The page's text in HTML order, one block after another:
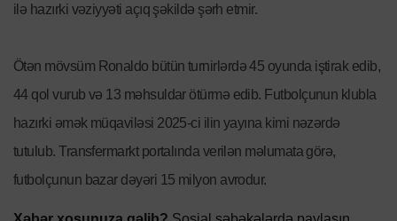
ilə hazırki vəziyyəti açıq şəkildə şərh etmir.
Ötən mövsüm Ronaldo bütün turnirlərdə 45 oyunda iştirak edib,
44 qol vurub və 13 məhsuldar ötürmə edib. Futbolçunun klubla
hazırki əmək müqaviləsi 2025-ci ilin yayına kimi nəzərdə
tutulub. Transfermarkt portalında verilən məlumata görə,
futbolçunun bazar dəyəri 15 milyon avrodur.